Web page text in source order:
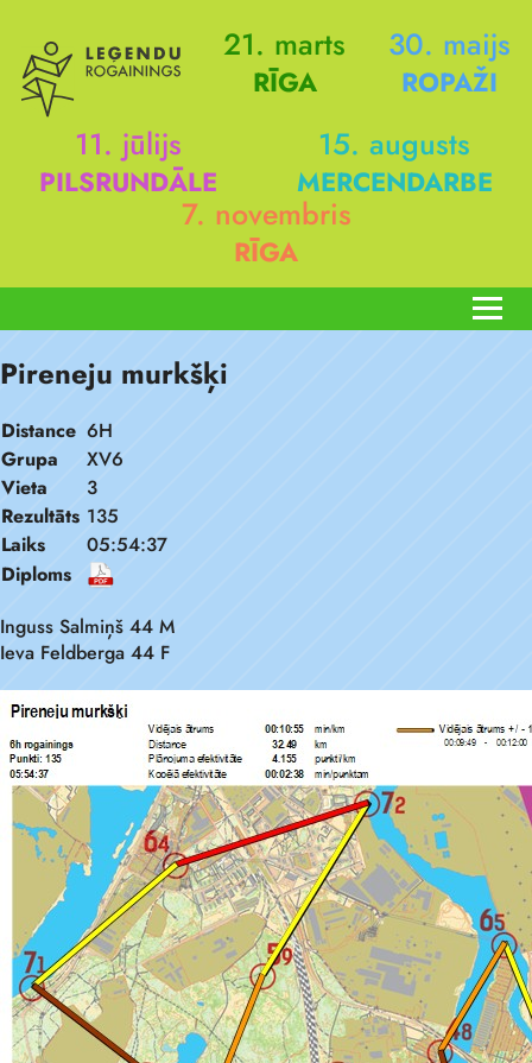
21. marts
RĪGA
30. maijs
ROPAŽI
11. jūlijs
PILSRUNDĀLE
15. augusts
MERCENDARBE
7. novembris
RĪGA
Pireneju murkšķi
Distance 6H
Grupa
XV6
Vieta
3
Rezultāts 135
Laiks
05:54:37
Diploms
Inguss Salmiņš 44 M
Ieva Feldberga 44 F